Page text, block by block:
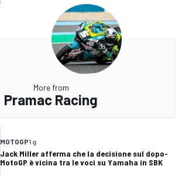
More from
Pramac Racing
MOTOGP1 g
Jack Miller afferma che la decisione sul dopo-
MotoGP è vicina tra le voci su Yamaha in SBK